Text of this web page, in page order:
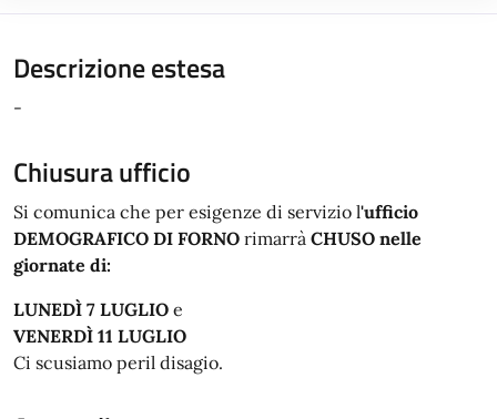
Descrizione estesa
-
Chiusura ufficio
Si comunica che per esigenze di servizio l'ufficio
DEMOGRAFICO DI FORNO rimarrà CHUSO nelle
giornate di:
LUNEDÌ 7 LUGLIO e
VENERDÌ 11 LUGLIO
Ci scusiamo peril disagio.